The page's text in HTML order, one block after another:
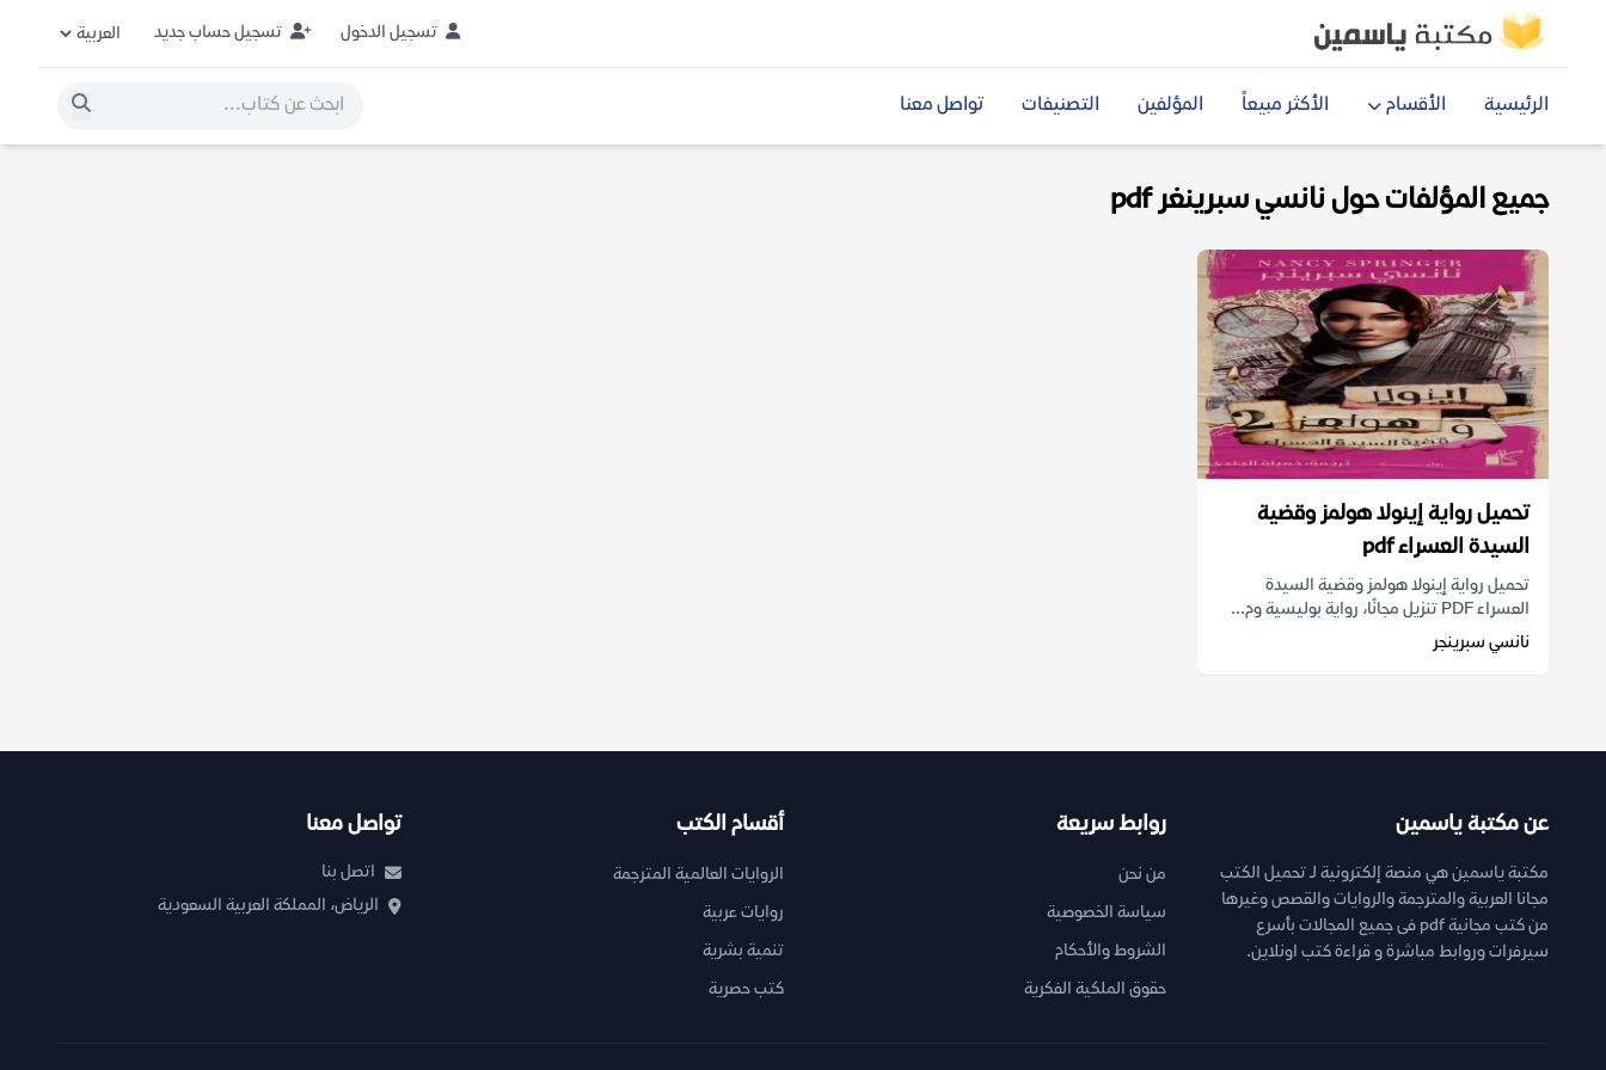
تسجيل الدخول تسجيل حساب جديد
الرئيسية الأقسام الأكثر مبيعاً المؤلفين التصنيفات تواصل معنا
جميع المؤلفات حول نانسي سبرينغر pdf
تحميل رواية إينولا هولمز وقضية
السيدة العسراء pdf
تحميل رواية إينولا هولمز وقضية السيدة
العسراء PDF تنزيل مجانًا، رواية بوليسية وم...
نانسي سبرينجر
عن مكتبة ياسمين
مكتبة ياسمين هي منصة إلكترونية لـ تحميل الكتب
مجانا العربية والمترجمة والروايات والقصص وغيرها
من كتب مجانية pdf فى جميع المجالات بأسرع
سيرفرات وروابط مباشرة و قراءة كتب اونلاين.
روابط سريعة
من نحن
سياسة الخصوصية
الشروط والأحكام
حقوق الملكية الفكرية
أقسام الكتب
الروايات العالمية المترجمة
روايات عربية
تنمية بشرية
كتب حصرية
تواصل معنا
اتصل بنا
الرياض، المملكة العربية السعودية